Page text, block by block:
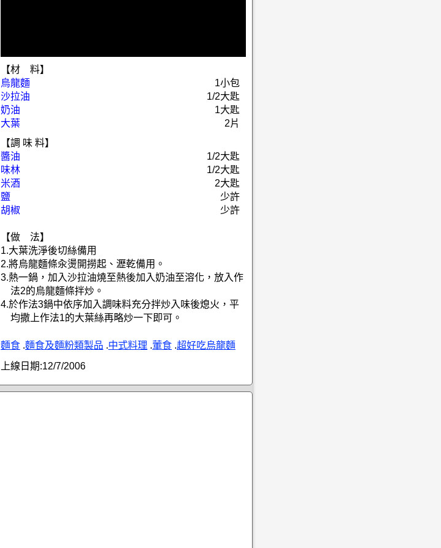
【材 料】
烏龍麵
1小包
沙拉油
1/2大匙
奶油
1大匙
大葉
2片
【調 味 料】
醬油
1/2大匙
味林
1/2大匙
米酒
2大匙
鹽
少許
胡椒
少許
【做 法】
1.大葉洗淨後切絲備用
2.將烏龍麵條汆燙開撈起、瀝乾備用。
3.熱一鍋，加入沙拉油燒至熱後加入奶油至溶化，放入作
法2的烏龍麵條拌炒。
4.於作法3鍋中依序加入調味料充分拌炒入味後熄火，平
均撒上作法1的大葉絲再略炒一下即可。
麵食 .麵食及麵粉類製品 .中式料理 .葷食 .超好吃烏龍麵
上線日期:12/7/2006